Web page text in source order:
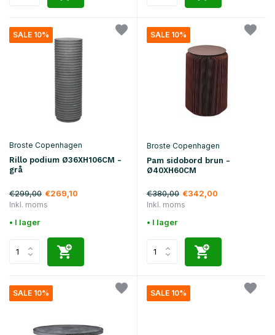
SALE 10%
Broste Copenhagen
Rillo podium Ø36XH106CM -
grå
€299,00 €269,10
Inkl. moms
• I lager
SALE 10%
Broste Copenhagen
Pam sidobord brun -
Ø40XH60CM
€380,00 €342,00
Inkl. moms
• I lager
SALE 10% SALE 10%